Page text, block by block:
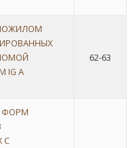
IG A
62-63
ФОРМ
С